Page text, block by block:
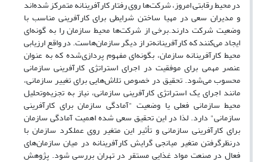
در محیط رقابتی امروز، شرکت‌ها روی رفتار کارآفرینانه متمرکز شده‌اند
و مدیران سعی در مهیا ساختن شرایطی برای کارآفرینی مناسب با
وضعیت شرکت دارند.برخی از شرکت‌ها محیط سازمان را به گونه‌ای
ایجاد می‌کنند که کارآفرینانه‌تر از دیگر سازمان‌هاست. در واقع ارزیابی
محیط کارآفرینانه سازمان، بگونه‌ای مفهوم پردازی‌شده که به عنوان
عنصر مهمی برای موفقیت در اجرای استراتژی کارآفرینی سازمانی
محسوب می‌شود. تحقیق در خصوص تلاش‌هایی برای تغییر سازمانی،
مانند اجرای یک استراتژی کارآفرینی سازمانی، نیاز به تجزیه‌و‌تحلیل
محیط سازمانی فعلی یا وضعیت "آمادگی سازمان برای کارآفرینی
سازمانی" دارد. لذا در این تحقیق سعی شده اهمیت آمادگی سازمان
برای کارآفرینی سازمانی و تأثیر این متغیر روی عملکرد سازمان با
درنظرگرفتن متغیر میانجی گرایش کارآفرینانه در میان سازمان‌های
فعال در صنعت مواد غذایی مستقر در تهران بررسی شود. پژوهش